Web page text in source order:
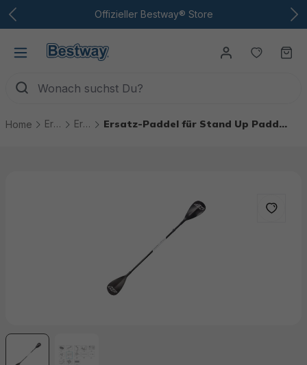
Zum Hauptinhalt Offizieller Bestway® Store
Du
Home Ersatzteile Ersatzteile Stand Up Paddle Boards Ersatz-Paddel für Stand Up Paddle Boards